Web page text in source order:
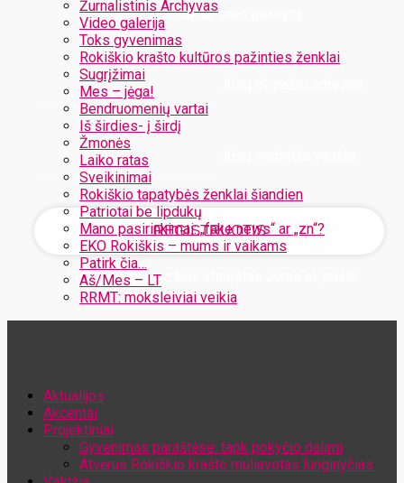
Žurnalistinis Archyvas
Video galerija
Toks gyvenimas
Rokiškio krašto kultūros pažinties ženklai
Sugrįžimai
Mes – jėga!
Bendruomenių vartai
Iš širdies- į širdį
Žmonės
Laiko ratas
Sveikinimai
Rokiškio tapatybės ženklai šiandien
Patriotai be lipdukų
Mano pasirinkimai: „fake news“ ar „zn“?
EKO Rokiškis – mums ir vaikams
Patirk čia…
Aš/Mes – LT
RRMT: moksleiviai veikia
Užregistruokite savo paskyrą
Jūsų slaptažodis bus atsiųstas Jums el. paštu
Aktualijos
Akcentai
Projektiniai
Gyvenimas paraštėse: tapk pokyčio dalimi
Atvėrus Rokiškio krašto muliavotas lunginyčias